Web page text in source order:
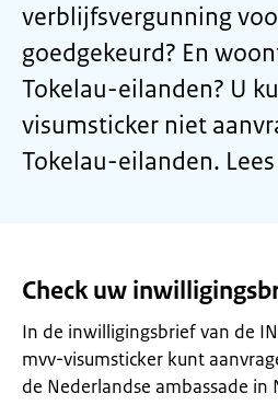
verblijfsvergunning
goedgekeurd? En
Tokelau-eilanden? U
visumsticker niet
Tokelau-eilanden.
Check uw
In de inwilligingsbrief van de
mvv-visumsticker kunt
de Nederlandse ambassade in